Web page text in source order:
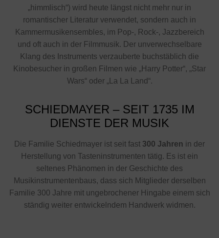
„himmlisch“) wird heute längst nicht mehr nur in
romantischer Literatur verwendet, sondern auch in
Kammermusikensembles, im Pop-, Rock-, Jazzbereich
und oft auch in der Filmmusik. Der unverwechselbare
Klang des Instruments verzauberte buchstäblich die
Kinobesucher in großen Filmen wie „Harry Potter“, „Star
Wars“ oder „La La Land“.
SCHIEDMAYER – SEIT 1735 IM
DIENSTE DER MUSIK
Die Familie Schiedmayer ist seit fast 300 Jahren in der
Herstellung von Tasteninstrumenten tätig. Es ist ein
seltenes Phänomen in der Geschichte des
Musikinstrumentenbaus, dass sich Mitglieder derselben
Familie 300 Jahre mit ungebrochener Hingabe einem sich
ständig weiter entwickelndem Handwerk widmen.